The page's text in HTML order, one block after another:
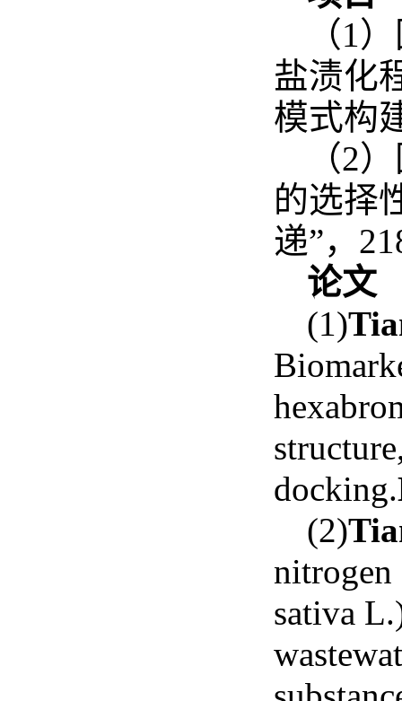
（1
盐渍化
模式构
（2
的选择
递”，
论文
(1)
docking.
(2)
nitrogen
sativa